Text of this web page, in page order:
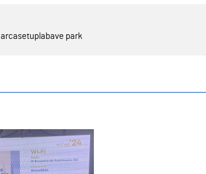
setuplabave park
de melhor que se faz na
Representada no IX